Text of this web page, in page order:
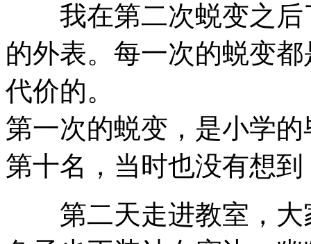
我在第二次蜕变之后
的外表。每一次的蜕变
代价的。
第一次的蜕变，是小学
第十名，当时也没有想
第二天走进教室，大